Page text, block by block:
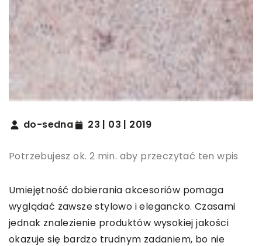
do-sedna 23 | 03 | 2019
Potrzebujesz ok. 2 min. aby przeczytać ten wpis
Umiejętność dobierania akcesoriów pomaga
wyglądać zawsze stylowo i elegancko. Czasami
jednak znalezienie produktów wysokiej jakości
okazuje się bardzo trudnym zadaniem, bo nie